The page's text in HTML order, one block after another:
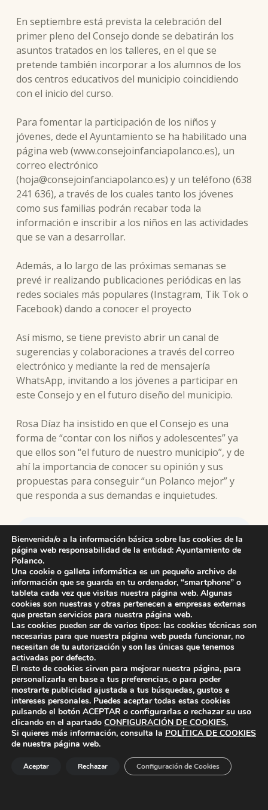
En septiembre está prevista la celebración del
primer pleno del Consejo donde se debatirán los
asuntos tratados en los talleres, en el que se
pretende también incorporar a los alumnos de los
dos centros educativos del municipio coincidiendo
con el inicio del curso.
Para fomentar la participación de los niños y
jóvenes, dede el Ayuntamiento se ha habilitado una
página web (www.consejoinfanciapolanco.es), un
correo electrónico
(hoja@consejoinfanciapolanco.es) y un teléfono (638
241 636), a través de los cuales tanto los jóvenes
como sus familias podrán recabar toda la
información e inscribir a los niños en las actividades
que se van a desarrollar.
Además, a lo largo de las próximas semanas se
prevé ir realizando publicaciones periódicas en las
redes sociales más populares (Instagram, Tik Tok o
Facebook) dando a conocer el proyecto
Así mismo, se tiene previsto abrir un canal de
sugerencias y colaboraciones a través del correo
electrónico y mediante la red de mensajería
WhatsApp, invitando a los jóvenes a participar en
este Consejo y en el futuro diseño del municipio.
Rosa Díaz ha insistido en que el Consejo es una
forma de “contar con los niños y adolescentes” ya
que ellos son “el futuro de nuestro municipio”, y de
ahí la importancia de conocer su opinión y sus
propuestas para conseguir “un Polanco mejor” y
que responda a sus demandas e inquietudes.
La alcaldesa explica los objetivos del Consejo de Infancia y
Adolescencia
Skip back to main navigation
ayuntamiento de polanco
AYUNTAMIENTO DE POLANCO
Ayuntamiento de Polanco. La iglesia R-29 39313 Polanco
+34 942 82 42 00
+34 942 82 49 75
Bienvenida/o a la información básica sobre las cookies de la
página web responsabilidad de la entidad: Ayuntamiento de
Polanco.
Una cookie o galleta informática es un pequeño archivo de
información que se guarda en tu ordenador, “smartphone” o
tableta cada vez que visitas nuestra página web. Algunas
cookies son nuestras y otras pertenecen a empresas externas
que prestan servicios para nuestra página web.
Las cookies pueden ser de varios tipos: las cookies técnicas son
necesarias para que nuestra página web pueda funcionar, no
necesitan de tu autorización y son las únicas que tenemos
activadas por defecto.
El resto de cookies sirven para mejorar nuestra página, para
personalizarla en base a tus preferencias, o para poder
mostrarte publicidad ajustada a tus búsquedas, gustos e
intereses personales. Puedes aceptar todas estas cookies
pulsando el botón ACEPTAR o configurarlas o rechazar su uso
clicando en el apartado CONFIGURACIÓN DE COOKIES.
Si quieres más información, consulta la POLÍTICA DE COOKIES
de nuestra página web.
Aceptar Rechazar Configuración de Cookies